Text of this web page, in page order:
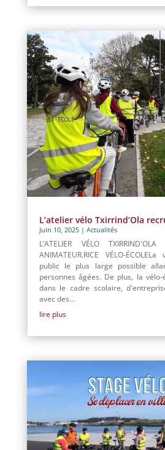
L’atelier vélo Txirrind’Ola
Juin 10, 2025| Actualités
L’ATELIER VÉLO TXIRRIND'OLA
ANIMATEUR.RICE VÉLO-
public le plus large possible
personnes âgées. De plus, la
dans le cadre scolaire,
avec des...
lire plus